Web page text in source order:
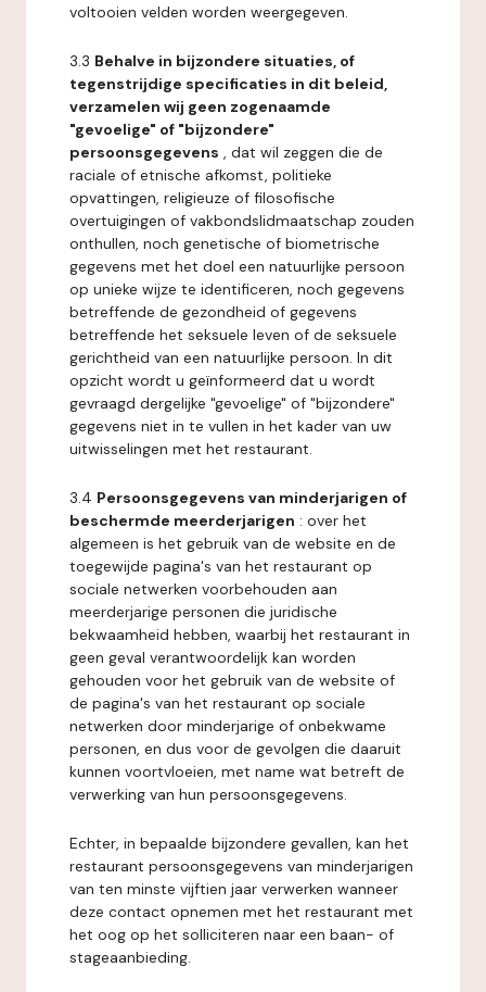
voltooien velden worden weergegeven.
3.3 Behalve in bijzondere situaties, of
tegenstrijdige specificaties in dit beleid,
verzamelen wij geen zogenaamde
"gevoelige" of "bijzondere"
persoonsgegevens , dat wil zeggen die de
raciale of etnische afkomst, politieke
opvattingen, religieuze of filosofische
overtuigingen of vakbondslidmaatschap zouden
onthullen, noch genetische of biometrische
gegevens met het doel een natuurlijke persoon
op unieke wijze te identificeren, noch gegevens
betreffende de gezondheid of gegevens
betreffende het seksuele leven of de seksuele
gerichtheid van een natuurlijke persoon. In dit
opzicht wordt u geïnformeerd dat u wordt
gevraagd dergelijke "gevoelige" of "bijzondere"
gegevens niet in te vullen in het kader van uw
uitwisselingen met het restaurant.
3.4 Persoonsgegevens van minderjarigen of
beschermde meerderjarigen : over het
algemeen is het gebruik van de website en de
toegewijde pagina's van het restaurant op
sociale netwerken voorbehouden aan
meerderjarige personen die juridische
bekwaamheid hebben, waarbij het restaurant in
geen geval verantwoordelijk kan worden
gehouden voor het gebruik van de website of
de pagina's van het restaurant op sociale
netwerken door minderjarige of onbekwame
personen, en dus voor de gevolgen die daaruit
kunnen voortvloeien, met name wat betreft de
verwerking van hun persoonsgegevens.
Echter, in bepaalde bijzondere gevallen, kan het
restaurant persoonsgegevens van minderjarigen
van ten minste vijftien jaar verwerken wanneer
deze contact opnemen met het restaurant met
het oog op het solliciteren naar een baan- of
stageaanbieding.